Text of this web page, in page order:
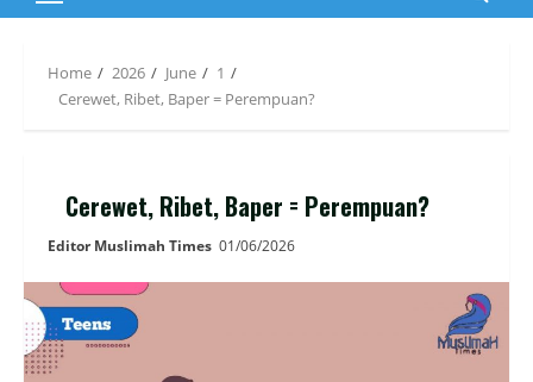
Primary
Home 2026 June
1
Cerewet, Ribet, Baper = Perempuan?
Cerewet, Ribet, Baper = Perempuan?
Editor Muslimah Times 01/06/2026